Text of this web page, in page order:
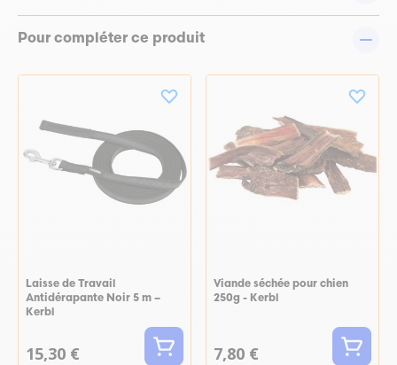
Pour compléter ce produit
Laisse de Travail
Antidérapante Noir 5 m –
Kerbl
15,30 €
Viande séchée pour chien
250g - Kerbl
7,80 €